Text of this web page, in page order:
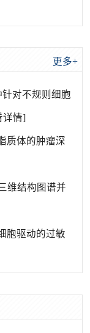
针对不规则细胞
详情]
质体的肿瘤深
维结构图谱并
胞驱动的过敏
更多+